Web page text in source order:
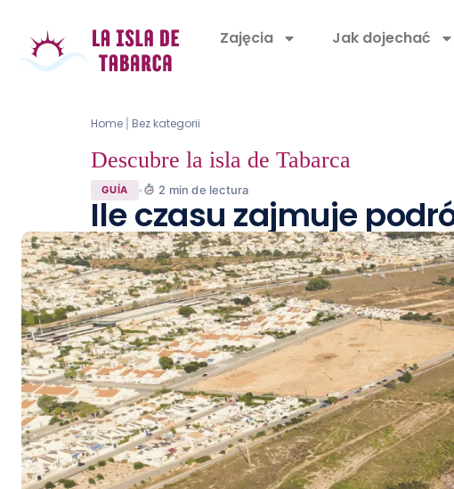
Zajęcia Jak dojechać
Home Bez kategorii
Descubre la isla de Tabarca
GUÍA 2 min de lectura
Ile czasu zajmuje